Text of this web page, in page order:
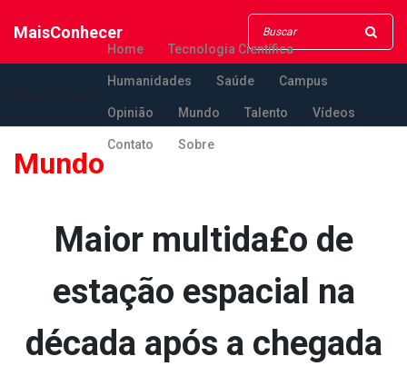
MaisConhecer
Home Tecnologia Científica
Humanidades Saúde Campus
Opinião Mundo Talento Vídeos
Contato Sobre
Mundo
Maior multida£o de
estação espacial na
década após a chegada